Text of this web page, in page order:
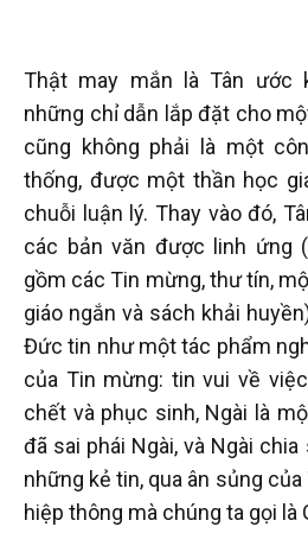
Thật may mắn là Tân ước
những chỉ dẫn lắp đặt cho
cũng không phải là một
thống, được một thần học
chuỗi luận lý. Thay vào đó,
các bản văn được linh ứng
gồm các Tin mừng, thư tín,
giáo ngắn và sách khải
Đức tin như một tác phẩm
của Tin mừng: tin vui về
chết và phục sinh, Ngài là
đã sai phái Ngài, và Ngài
những kẻ tin, qua ân sủng
hiệp thông mà chúng ta gọi là